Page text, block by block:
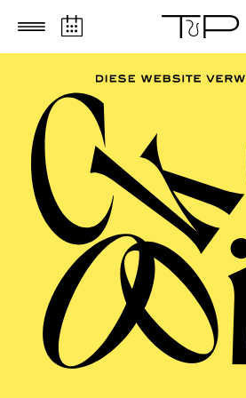
Zum Hauptinhalt springen Zum
FILTER
JUNE
AALTO BALLETT ESSEN
Wednesday
02.06.2027
17:30 - 19:00
Alto Theater